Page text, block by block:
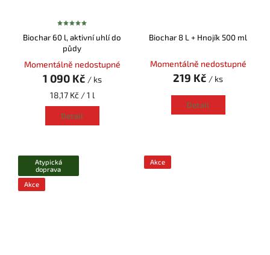
Biochar 60 l, aktivní uhlí do
půdy
Momentálně nedostupné
1 090 Kč / ks
18,17 Kč / 1 l
Detail
Biochar 8 L + Hnojík 500 ml
Momentálně nedostupné
219 Kč / ks
Detail
Atypická
doprava
Akce
Akce